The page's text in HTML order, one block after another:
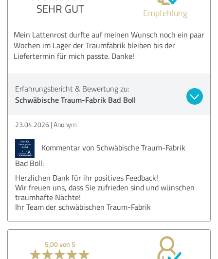
SEHR GUT Empfehlung
Mein Lattenrost durfte auf meinen Wunsch noch ein paar
Wochen im Lager der Traumfabrik bleiben bis der
Liefertermin für mich passte. Danke!
Erfahrungsbericht & Bewertung zu:
Schwäbische Traum-Fabrik Bad Boll
23.04.2026 Anonym
Kommentar von Schwäbische Traum-Fabrik
Bad Boll:
Herzlichen Dank für ihr positives Feedback!
Wir freuen uns, dass Sie zufrieden sind und wünschen
traumhafte Nächte!
Ihr Team der schwäbischen Traum-Fabrik
5,00 von 5